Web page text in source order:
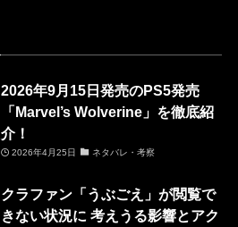
2026年9月15日発売のPS5発売
「Marvel’s Wolverine」を徹底紹
介！
2026年4月25日 ネタバレ・考察
クラファン「うぶごえ」が閲覧で
きない状況に 考えうる影響とアク